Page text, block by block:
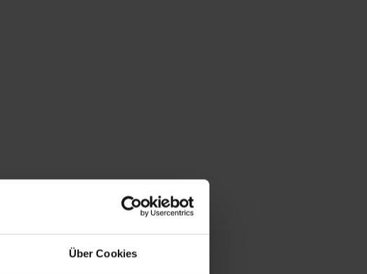
Über Cookies